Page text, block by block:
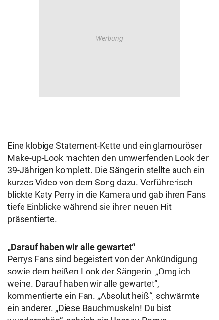
Eine klobige Statement-Kette und ein glamouröser
Make-up-Look machten den umwerfenden Look der
39-Jährigen komplett. Die Sängerin stellte auch ein
kurzes Video von dem Song dazu. Verführerisch
blickte Katy Perry in die Kamera und gab ihren Fans
tiefe Einblicke während sie ihren neuen Hit
präsentierte.
„Darauf haben wir alle gewartet“
Perrys Fans sind begeistert von der Ankündigung
sowie dem heißen Look der Sängerin. „Omg ich
weine. Darauf haben wir alle gewartet“,
kommentierte ein Fan. „Absolut heiß“, schwärmte
ein anderer. „Diese Bauchmuskeln! Du bist